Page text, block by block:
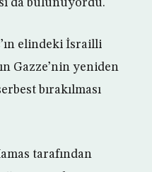
da bulunuyordu.
elindeki İsrailli
Gazze’nin yeniden
bırakılması
tarafından